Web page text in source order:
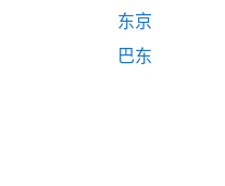
东京
巴东